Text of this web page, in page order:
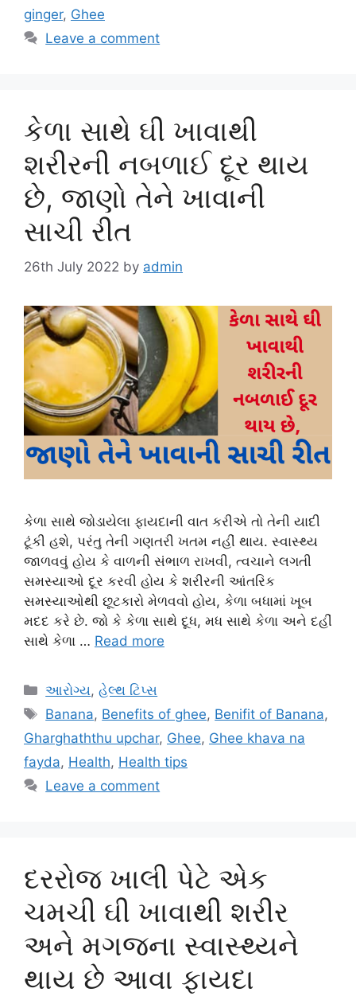
ginger, Ghee
Leave a comment
કેળા સાથે ઘી ખાવાથી
શરીરની નબળાઈ દૂર થાય
છે, જાણો તેને ખાવાની
સાચી રીત
26th July 2022 by admin
કેળા સાથે જોડાયેલા ફાયદાની વાત કરીએ તો તેની યાદી
ટૂંકી હશે, પરંતુ તેની ગણતરી ખતમ નહીં થાય. સ્વાસ્થ્ય
જાળવવું હોય કે વાળની ​​સંભાળ રાખવી, ત્વચાને લગતી
સમસ્યાઓ દૂર કરવી હોય કે શરીરની આંતરિક
સમસ્યાઓથી છૂટકારો મેળવવો હોય, કેળા બધામાં ખૂબ
મદદ કરે છે. જો કે કેળા સાથે દૂધ, મધ સાથે કેળા અને દહીં
સાથે કેળા … Read more
Categories
આરોગ્ય,હેલ્થ ટિપ્સ
Tags
Banana, Benefits of ghee, Benifit of Banana,
Gharghaththu upchar, Ghee, Ghee khava na
fayda, Health, Health tips
Leave a comment
દરરોજ ખાલી પેટે એક
ચમચી ઘી ખાવાથી શરીર
અને મગજના સ્વાસ્થ્યને
થાય છે આવા ફાયદા